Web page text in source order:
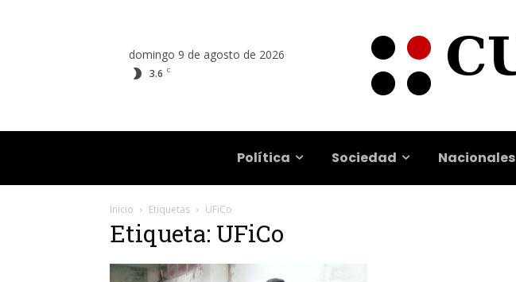
domingo 9 de agosto de 2026
3.6 C
Política Sociedad Nacionales
Inicio Etiquetas UFiCo
Etiqueta: UFiCo